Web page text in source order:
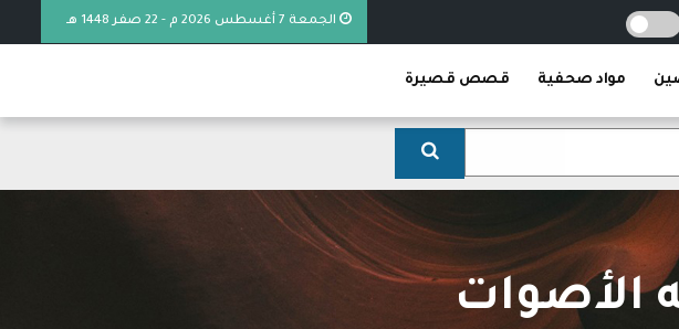
الجمعة 7 أغسطس 2026 م - 22 صفر 1448 هـ
مواد صحفية قصص قصيرة